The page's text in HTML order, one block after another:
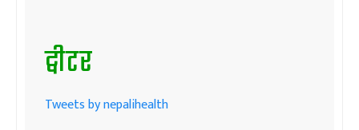
ट्वीटर
Tweets by nepalihealth